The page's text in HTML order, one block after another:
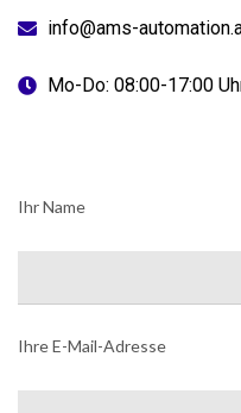
info@ams-
Mo-Do: 08:00-17:00
Ihr Name
Ihre E-Mail-Adresse